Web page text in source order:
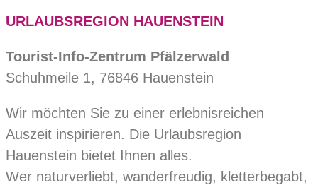
URLAUBSREGION HAUENSTEIN
Tourist-Info-Zentrum Pfälzerwald
Schuhmeile 1, 76846 Hauenstein
Wir möchten Sie zu einer erlebnisreichen
Auszeit inspirieren. Die Urlaubsregion
Hauenstein bietet Ihnen alles.
Wer naturverliebt, wanderfreudig, kletterbegabt,